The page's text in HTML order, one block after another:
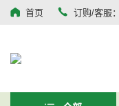
首页 订购/客服